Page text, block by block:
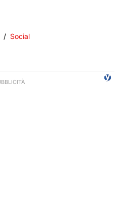
Social